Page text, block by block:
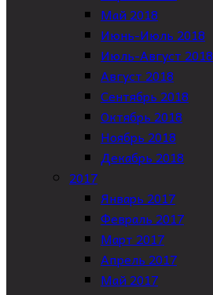
Май 2018
Июнь-Июль 2018
Июль-Август 2018
Август 2018
Сентябрь 2018
Октябрь 2018
Ноябрь 2018
Декабрь 2018
2017
Январь 2017
Февраль 2017
Март 2017
Апрель 2017
Май 2017